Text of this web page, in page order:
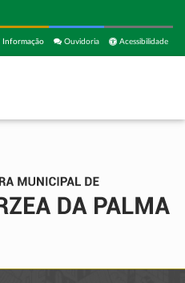
Acessibilidade
Ouvidoria
Informação